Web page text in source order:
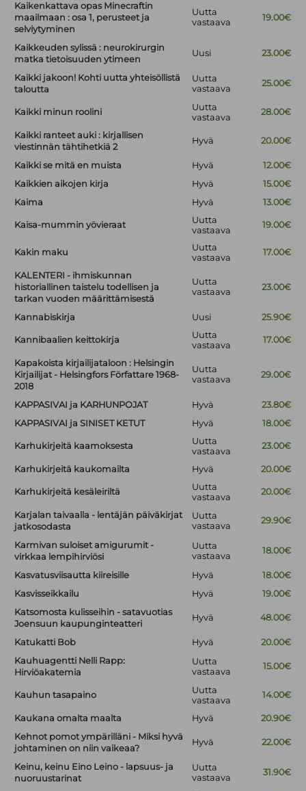
Kaikenkattava opas Minecraftin
maailmaan : osa 1, perusteet ja
selviytyminen
Uutta
vastaava
19.00€
Kaikkeuden sylissä : neurokirurgin
matka tietoisuuden ytimeen
Uusi 23.00€
Kaikki jakoon! Kohti uutta yhteisöllistä
taloutta
Uutta
vastaava
25.00€
Kaikki minun roolini
Uutta
vastaava
28.00€
Kaikki ranteet auki : kirjallisen
viestinnän tähtihetkiä 2
Hyvä 20.00€
Kaikki se mitä en muista Hyvä
12.00€
Kaikkien aikojen kirja
Hyvä
15.00€
Kaima
Hyvä 13.00€
Kaisa-mummin yövieraat
Uutta
vastaava
19.00€
Kakin maku
Uutta
vastaava
17.00€
KALENTERI - ihmiskunnan
historiallinen taistelu todellisen ja
tarkan vuoden määrittämisestä
Uutta
vastaava
23.00€
Kannabiskirja Uusi 25.90€
Kannibaalien keittokirja
Uutta
vastaava
17.00€
Kapakoista kirjailijataloon : Helsingin
Kirjailijat - Helsingfors Författare 1968-
2018
Uutta
vastaava
29.00€
KAPPASIVAI ja KARHUNPOJAT Hyvä
23.80€
KAPPASIVAI ja SINISET KETUT
Hyvä 18.00€
Karhukirjeitä kaamoksesta
Uutta
vastaava
23.00€
Karhukirjeitä kaukomailta Hyvä 20.00€
Karhukirjeitä kesäleiriltä
Uutta
vastaava
20.00€
Karjalan taivaalla - lentäjän päiväkirjat
jatkosodasta
Uutta
vastaava
29.90€
Karmivan suloiset amigurumit -
virkkaa lempihirviösi
Uutta
vastaava
18.00€
Kasvatusviisautta kiireisille Hyvä
18.00€
Kasvisseikkailu
Hyvä
19.00€
Katsomosta kulisseihin - satavuotias
Joensuun kaupunginteatteri
Hyvä 48.00€
Katukatti Bob Hyvä
20.00€
Kauhuagentti Nelli Rapp:
Hirviöakatemia
Uutta
vastaava
15.00€
Kauhun tasapaino
Uutta
vastaava
14.00€
Kaukana omalta maalta Hyvä
20.90€
Kehnot pomot ympärilläni - Miksi hyvä
johtaminen on niin vaikeaa?
Hyvä 22.00€
Keinu, keinu Eino Leino - lapsuus- ja
nuoruustarinat
Uutta
vastaava
31.90€